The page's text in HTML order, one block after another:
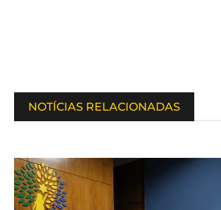
NOTÍCIAS RELACIONADAS